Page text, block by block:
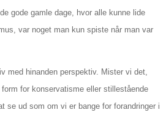
gode gamle dage, hvor alle kunne lide
var noget man kun spiste når man var
med hinanden perspektiv. Mister vi det,
for konservatisme eller stillestående
se ud som om vi er bange for forandringer i